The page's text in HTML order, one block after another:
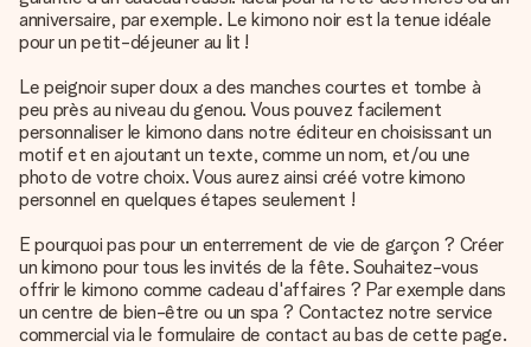
anniversaire, par exemple. Le kimono noir est la tenue idéale
pour un petit-déjeuner au lit !
Le peignoir super doux a des manches courtes et tombe à
peu près au niveau du genou. Vous pouvez facilement
personnaliser le kimono dans notre éditeur en choisissant un
motif et en ajoutant un texte, comme un nom, et/ou une
photo de votre choix. Vous aurez ainsi créé votre kimono
personnel en quelques étapes seulement !
E pourquoi pas pour un enterrement de vie de garçon ? Créer
un kimono pour tous les invités de la fête. Souhaitez-vous
offrir le kimono comme cadeau d'affaires ? Par exemple dans
un centre de bien-être ou un spa ? Contactez notre service
commercial via le formulaire de contact au bas de cette page.